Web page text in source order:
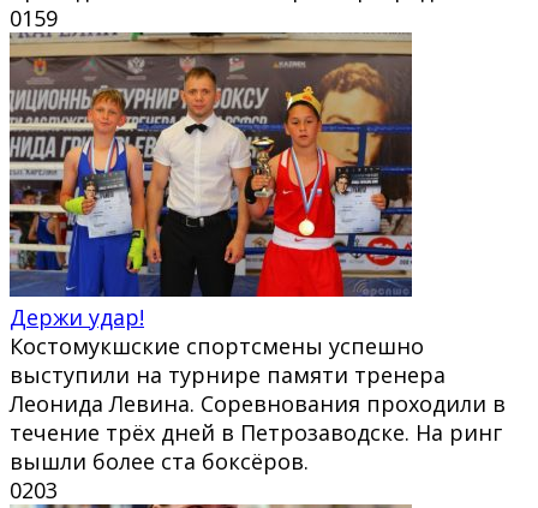
0159
Держи удар!
Костомукшские спортсмены успешно
выступили на турнире памяти тренера
Леонида Левина. Соревнования проходили в
течение трёх дней в Петрозаводске. На ринг
вышли более ста боксёров.
0203